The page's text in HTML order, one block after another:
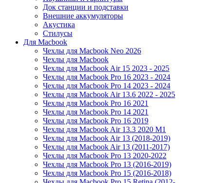
Док станции и подставки
Внешние аккумуляторы
Акустика
Стилусы
Для Macbook
Чехлы для Macbook Neo 2026
Чехлы для Macbook
Чехлы для Macbook Air 15 2023 - 2025
Чехлы для Macbook Pro 16 2023 - 2024
Чехлы для Macbook Pro 14 2023 - 2024
Чехлы для Macbook Air 13.6 2022 - 2025
Чехлы для Macbook Pro 16 2021
Чехлы для Macbook Pro 14 2021
Чехлы для Macbook Pro 16 2019
Чехлы для Macbook Air 13.3 2020 M1
Чехлы для Macbook Air 13 (2018-2019)
Чехлы для Macbook Air 13 (2011-2017)
Чехлы для Macbook Pro 13 2020-2022
Чехлы для Macbook Pro 13 (2016-2019)
Чехлы для Macbook Pro 15 (2016-2018)